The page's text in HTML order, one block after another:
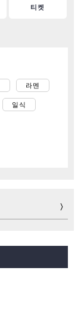
티켓
라멘
일식